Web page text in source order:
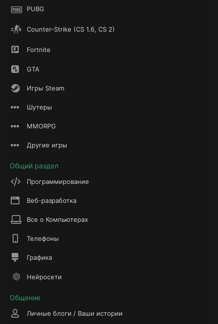
PUBG
Counter-Strike (CS 1.6, CS 2)
Fortnite
GTA
Игры Steam
Шутеры
MMORPG
Другие игры
Общий раздел
Программирование
Веб-разработка
Все о Компьютерах
Телефоны
Графика
Нейросети
Общение
Личные блоги / Ваши истории